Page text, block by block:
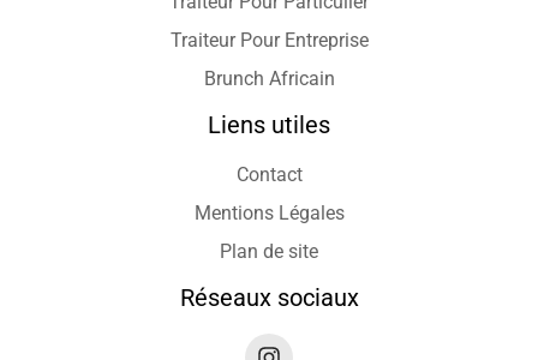
Traiteur Pour Entreprise
Brunch Africain
Liens utiles
Contact
Mentions Légales
Plan de site
Réseaux sociaux